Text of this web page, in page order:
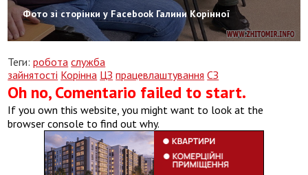
Фото зі сторінки у Facebook Галини Корінної
Теги:робота служба
зайнятості Корінна ЦЗ працевлаштування СЗ
Oh no, Comentario failed to start.
If you own this website, you might want to look at the
browser console to find out why.